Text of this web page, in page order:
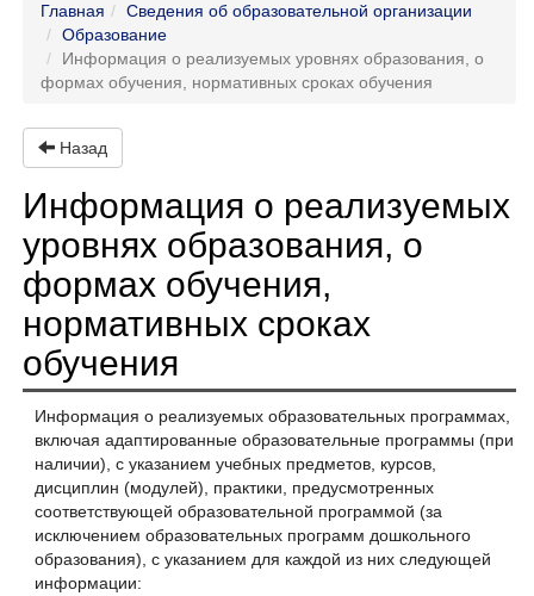
Главная
Сведения об образовательной организации
Образование
Информация о реализуемых уровнях образования, о
формах обучения, нормативных сроках обучения
Назад
Информация о реализуемых
уровнях образования, о
формах обучения,
нормативных сроках
обучения
Информация о реализуемых образовательных программах,
включая адаптированные образовательные программы (при
наличии), с указанием учебных предметов, курсов,
дисциплин (модулей), практики, предусмотренных
соответствующей образовательной программой (за
исключением образовательных программ дошкольного
образования), с указанием для каждой из них следующей
информации: